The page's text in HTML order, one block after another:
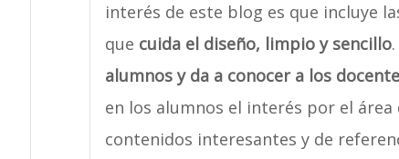
interés de este blog es que incluye
que cuida el diseño, limpio y sencillo
alumnos y da a conocer a los
en los alumnos el interés por el
contenidos interesantes y de